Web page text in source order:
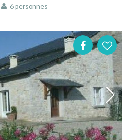
6 personnes